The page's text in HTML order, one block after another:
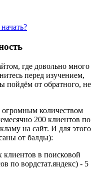
где довольно много
перед изучением,
пойдём от обратного, не
количеством
200 клиентов по
на сайт. И для этого
от балды):
в поисковой
по вордстат.яндекс) - 5